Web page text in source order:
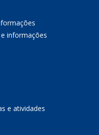
informações
e atividades